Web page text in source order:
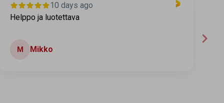
10 days ago
Helppo ja luotettava
M Mikko